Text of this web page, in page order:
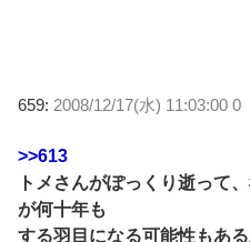
659: 2008/12/17(水) 11:03:00 0
>>613
トメさんがぽっくり逝って
が何十年も
する羽目になる可能性もある